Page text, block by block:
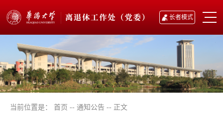
长者模式
当前位置是： 首页 -- 通知公告 -- 正文